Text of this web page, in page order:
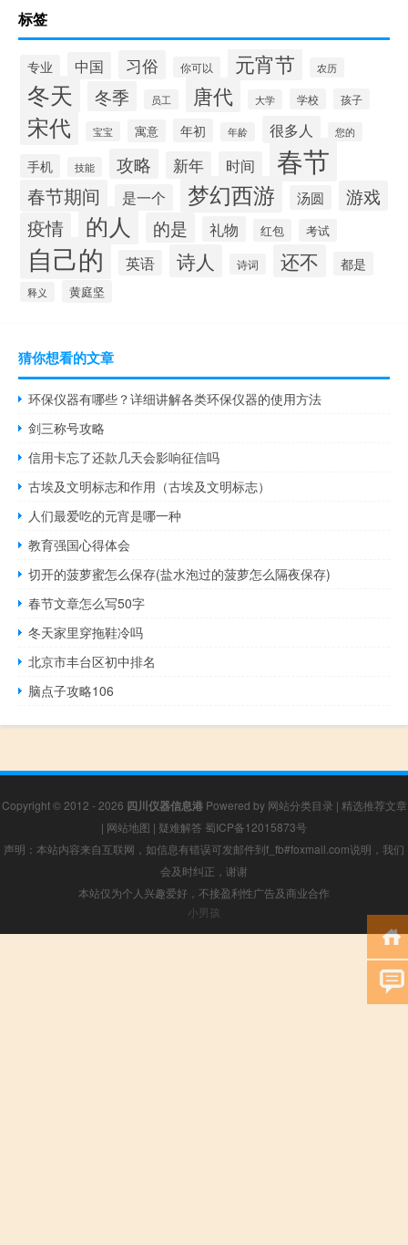
标签
专业 中国 习俗 你可以 元宵节 农历
冬天 冬季 员工 唐代 大学 学校 孩子
宋代 宝宝 寓意 年初 年龄 很多人 您的
手机 技能 攻略 新年 时间 春节
春节期间 是一个 梦幻西游 汤圆 游戏
疫情 的人 的是 礼物 红包 考试
自己的 英语 诗人 诗词 还不 都是
释义 黄庭坚
猜你想看的文章
环保仪器有哪些？详细讲解各类环保仪器的使用方法
剑三称号攻略
信用卡忘了还款几天会影响征信吗
古埃及文明标志和作用（古埃及文明标志）
人们最爱吃的元宵是哪一种
教育强国心得体会
切开的菠萝蜜怎么保存(盐水泡过的菠萝怎么隔夜保存)
春节文章怎么写50字
冬天家里穿拖鞋冷吗
北京市丰台区初中排名
脑点子攻略106
Copyright © 2012 - 2026 四川仪器信息港Powered by 网站分类目录 | 精选推荐文章
| 网站地图 | 疑难解答 蜀ICP备12015873号
声明：本站内容来自互联网，如信息有错误可发邮件到f_fb#foxmail.com说明，我们
会及时纠正，谢谢
本站仅为个人兴趣爱好，不接盈利性广告及商业合作
小男孩